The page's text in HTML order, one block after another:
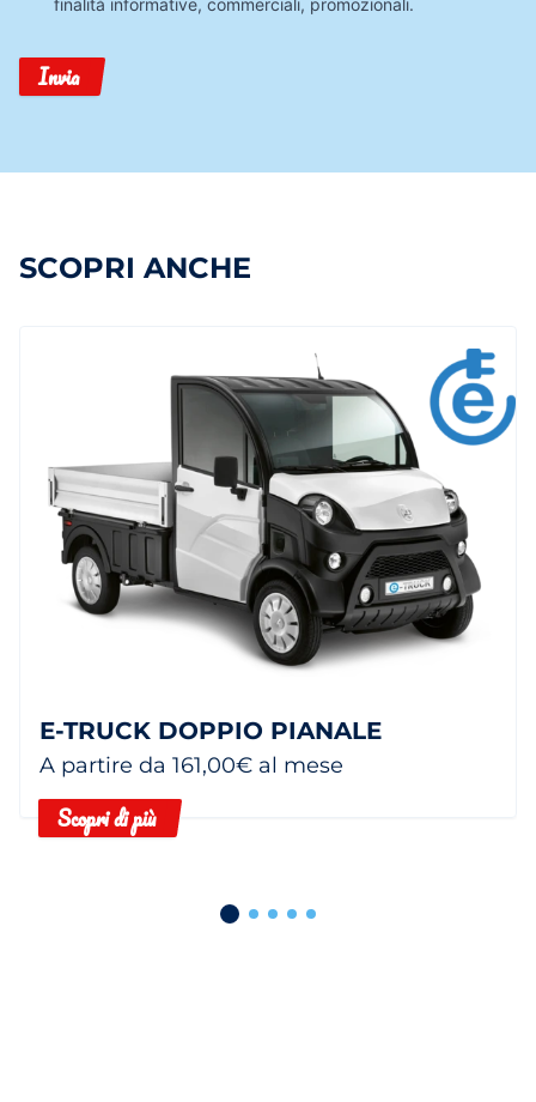
finalità informative, commerciali, promozionali.
Invia
SCOPRI ANCHE
E-TRUCK DOPPIO PIANALE
A partire da 161,00€ al mese
Scopri di più